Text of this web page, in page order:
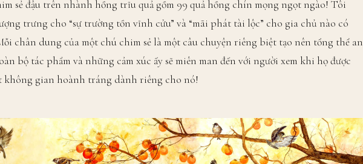
sẻ đậu trên nhành hồng trĩu quả gồm 99 quả hồng chín mọng ngọt ngào! Tôi
trưng cho “sự trường tồn vĩnh cửu” và “mãi phát tài lộc” cho gia chủ nào có
chân dung của một chú chim sẻ là một câu chuyện riêng biệt tạo nên tổng thể an
bộ tác phẩm và những cảm xúc ấy sẽ miên man đến với người xem khi họ được
không gian hoành tráng dành riêng cho nó!